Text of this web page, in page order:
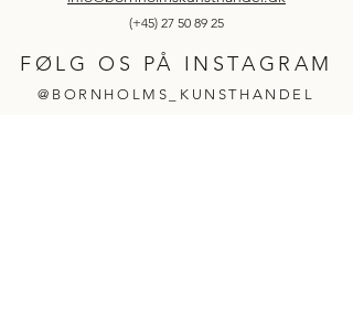
(+45) 27 50 89 25
FØLG OS PÅ INSTAGRAM
@BORNHOLMS_KUNSTHANDEL